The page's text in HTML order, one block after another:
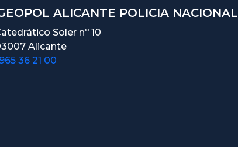
ALICANTE POLICIA NACIONAL
Soler nº 10
Alicante
36 21 00